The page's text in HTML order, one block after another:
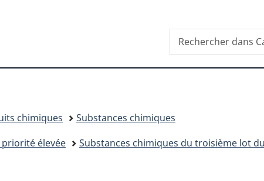
sujet
la
HTML
Rechercher
dans
chimiques
Substances chimiques
priorité élevée
Substances chimiques du troisième lot